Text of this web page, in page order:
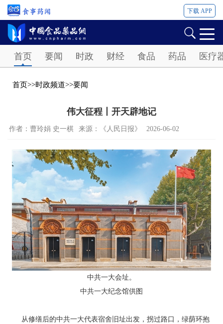
下载 APP
首页 要闻 时政 财经 食品 药品 医疗
首页>>时政频道>>要闻
伟大征程丨开天辟地记
作者：曹玲娟 史一棋 来源：《人民日报》 2026-06-02
中共一大会址。
中共一大纪念馆供图
从修缮后的中共一大代表宿舍旧址出发，拐过路口，绿荫环抱